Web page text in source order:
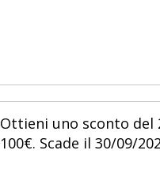
Ottieni uno sconto del
100€. Scade il 30/09/